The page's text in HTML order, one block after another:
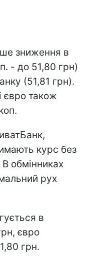
зниження в
- до 51,80 грн)
(51,81 грн).
також
курс без
обмінниках
рух
в
євро
грн.